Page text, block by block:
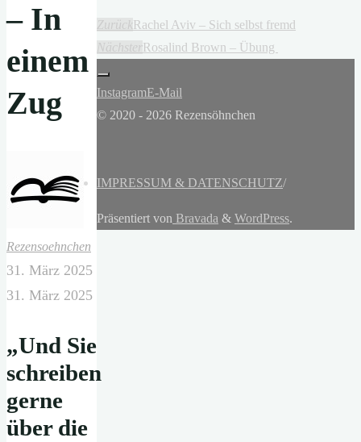
– In
einem
Zug
Rezensoehnchen
31. März 2025
31. März 2025
„Und Sie
schreiben
gerne
über die
ZurückRachel Aviv – Sich selbst fremd
NächsterRosalind Brown – Übung
InstagramE-Mail
© 2020 - 2026 Rezensöhnchen
IMPRESSUM & DATENSCHUTZ/
Präsentiert von Bravada & WordPress.